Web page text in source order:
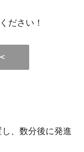
ださい！
、数分後に発進